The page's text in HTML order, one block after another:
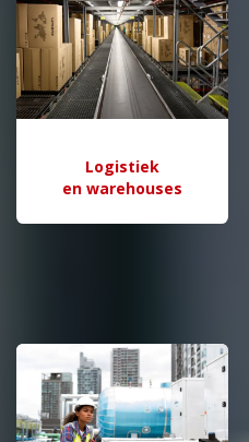
Logistiek
en warehouses